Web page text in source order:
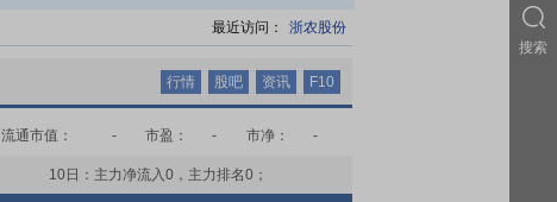
最近访问： 浙农股份
行情 股吧 资讯 F10
流通市值： - 市盈： - 市净： -
10日：主力净流入0 ，主力排名0 ；
搜索